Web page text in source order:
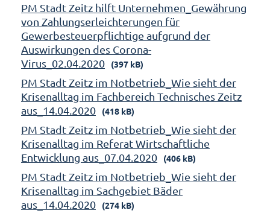
PM Stadt Zeitz hilft Unternehmen_Gewährung
von Zahlungserleichterungen für
Gewerbesteuerpflichtige aufgrund der
Auswirkungen des Corona-
Virus_02.04.2020
(397 kB)
PM Stadt Zeitz im Notbetrieb_Wie sieht der
Krisenalltag im Fachbereich Technisches Zeitz
aus_14.04.2020
(418 kB)
PM Stadt Zeitz im Notbetrieb_Wie sieht der
Krisenalltag im Referat Wirtschaftliche
Entwicklung aus_07.04.2020
(406 kB)
PM Stadt Zeitz im Notbetrieb_Wie sieht der
Krisenalltag im Sachgebiet Bäder
aus_14.04.2020
(274 kB)